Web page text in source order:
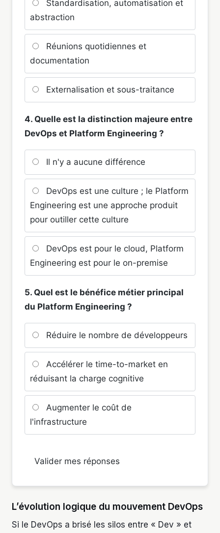
Standardisation, automatisation et
abstraction
Réunions quotidiennes et
documentation
Externalisation et sous-traitance
4. Quelle est la distinction majeure entre
DevOps et Platform Engineering ?
Il n'y a aucune différence
DevOps est une culture ; le Platform
Engineering est une approche produit
pour outiller cette culture
DevOps est pour le cloud, Platform
Engineering est pour le on-premise
5. Quel est le bénéfice métier principal
du Platform Engineering ?
Réduire le nombre de développeurs
Accélérer le time-to-market en
réduisant la charge cognitive
Augmenter le coût de
l'infrastructure
Valider mes réponses
L’évolution logique du mouvement DevOps
Si le DevOps a brisé les silos entre « Dev » et